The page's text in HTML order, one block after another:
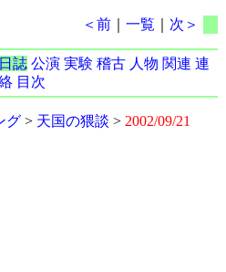
＜前 ｜一覧 次＞
日誌 公演 実験 稽古 人物 関連 連
目次
グ> 天国の猥談 > 2002/09/21